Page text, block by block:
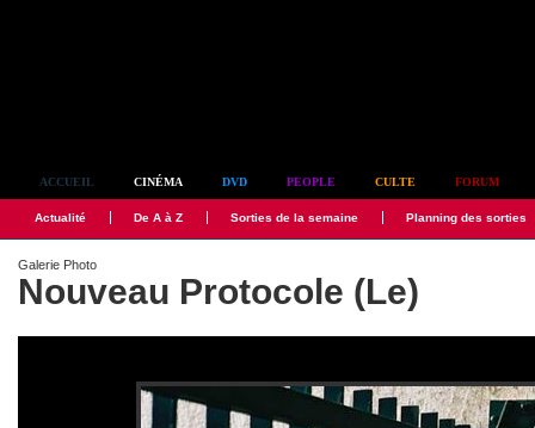
ACCUEIL CINÉMA DVD PEOPLE CULTE FORUM
Actualité De A à Z Sorties de la semaine Planning des sorties
Galerie Photo
Nouveau Protocole (Le)